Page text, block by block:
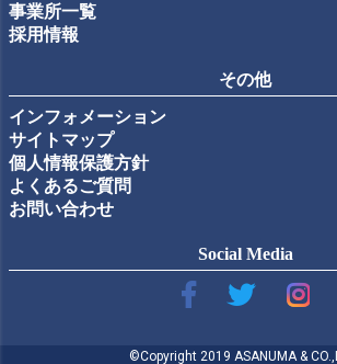
事業所一覧
採用情報
その他
インフォメーション
サイトマップ
個人情報保護方針
よくあるご質問
お問い合わせ
Social Media
©Copyright 2019 ASANUMA &